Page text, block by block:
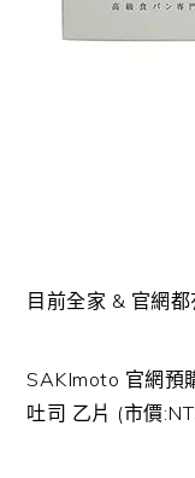
目前全家 & 官網
SAKImoto 官網預
吐司 乙片 (市價